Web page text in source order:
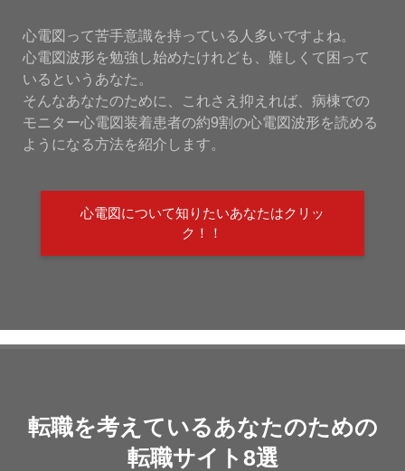
心電図って苦手意識を持っている人多いですよね。
心電図波形を勉強し始めたけれども、難しくて困って
いるというあなた。
そんなあなたのために、これさえ抑えれば、病棟での
モニター心電図装着患者の約9割の心電図波形を読める
ようになる方法を紹介します。
心電図について知りたいあなたはクリッ
ク！！
転職を考えているあなたのための
転職サイト8選